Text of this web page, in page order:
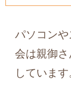
パソコン
会は親御
しています